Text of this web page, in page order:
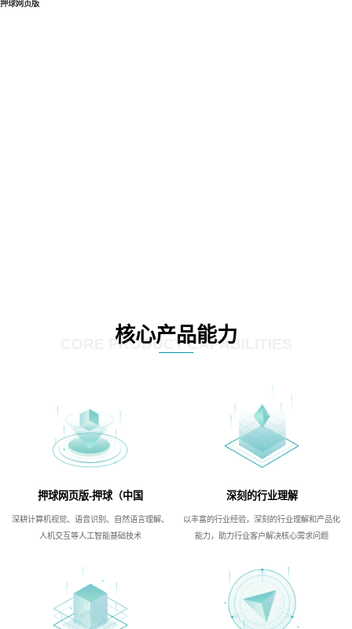
押球网页版
核心产品能力
CORE PRODUCT CAPABILITIES
押球网页版-押球（中国
深耕计算机视觉、语音识别、自然语言理解、
人机交互等人工智能基础技术
深刻的行业理解
以丰富的行业经验，深刻的行业理解和产品化
能力，助力行业客户解决核心需求问题